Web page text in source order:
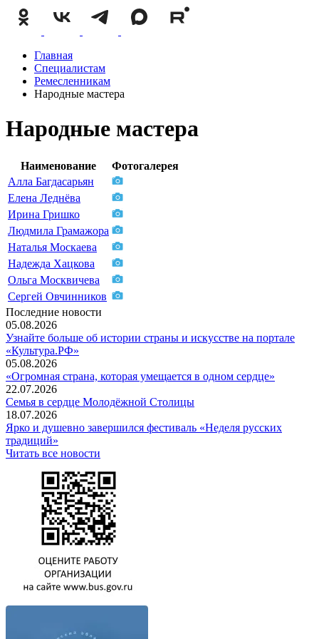
Главная
Специалистам
Ремесленникам
Народные мастера
Народные мастера
Наименование
Фотогалерея
Алла Багдасарьян
Елена Леднёва
Ирина Гришко
Людмила Грамажора
Наталья Москаева
Надежда Хацкова
Ольга Москвичева
Сергей Овчинников
Последние новости
05.08.2026
Узнайте больше об истории страны и искусстве на портале
«Культура.РФ»
05.08.2026
«Огромная страна, которая умещается в одном сердце»
22.07.2026
Семья в сердце Молодёжной Столицы
18.07.2026
Ярко и душевно завершился фестиваль «Неделя русских
традиций»
Читать все новости